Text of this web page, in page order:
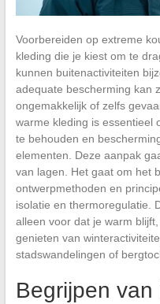
Voorbereiden op extreme
kleding die je kiest om te
kunnen buitenactiviteiten
adequate bescherming kan
ongemakkelijk of zelfs
warme kleding is essentieel
te behouden en
elementen. Deze aanpak
van lagen. Het gaat om het
ontwerpmethoden en
isolatie en thermoregulatie.
alleen voor dat je warm
genieten van
stadswandelingen of
Begrijpen van